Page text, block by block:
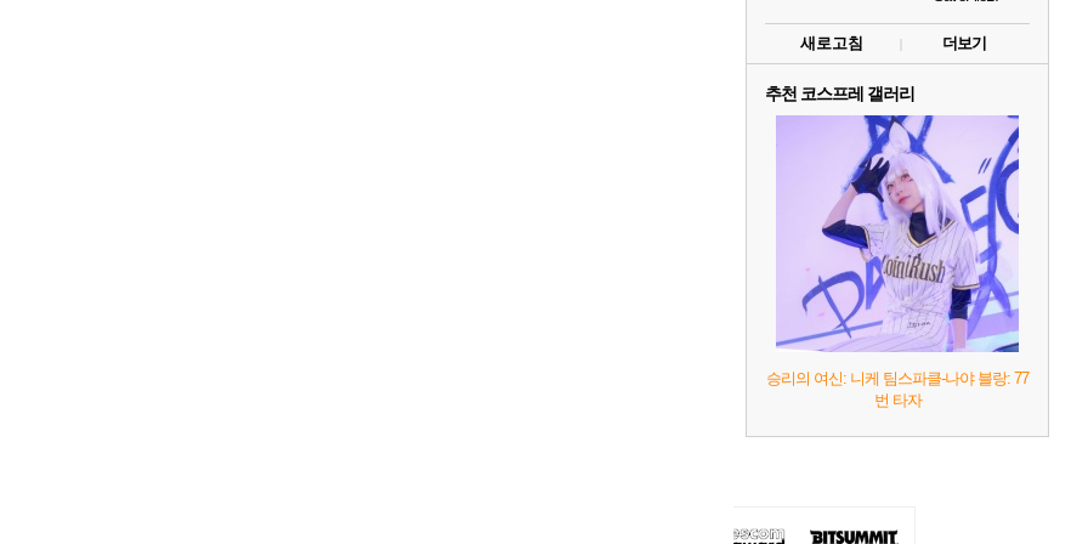
새로고침 더보기
추천 코스프레 갤러리
승리의 여신: 니케 팀스파클-나야 블랑: 77
번 타자